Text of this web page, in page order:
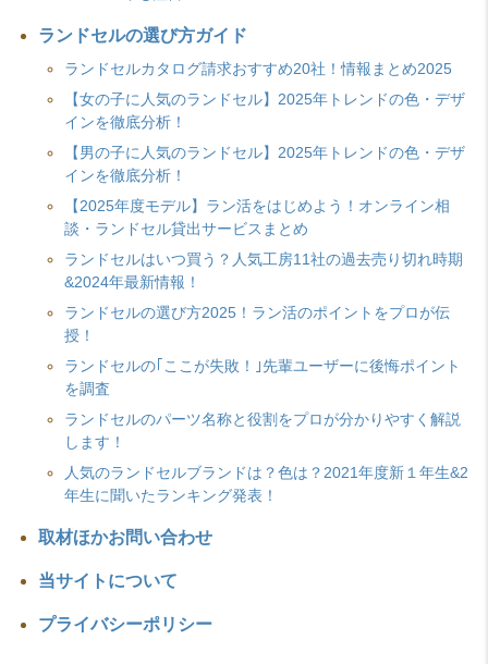
ランドセルの選び方ガイド
ランドセルカタログ請求おすすめ20社！情報まとめ2025
【女の子に人気のランドセル】2025年トレンドの色・デザ
インを徹底分析！
【男の子に人気のランドセル】2025年トレンドの色・デザ
インを徹底分析！
【2025年度モデル】ラン活をはじめよう！オンライン相
談・ランドセル貸出サービスまとめ
ランドセルはいつ買う？人気工房11社の過去売り切れ時期
&2024年最新情報！
ランドセルの選び方2025！ラン活のポイントをプロが伝
授！
ランドセルの｢ここが失敗！｣先輩ユーザーに後悔ポイント
を調査
ランドセルのパーツ名称と役割をプロが分かりやすく解説
します！
人気のランドセルブランドは？色は？2021年度新１年生&2
年生に聞いたランキング発表！
取材ほかお問い合わせ
当サイトについて
プライバシーポリシー